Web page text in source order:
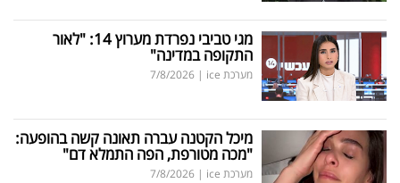
מגי טביבי נפרדת מערוץ 14: "לאור
התקופה במדינה"
מערכת ice |
7/8/2026
מיכל הקטנה עברה תאונה קשה בהופעה:
"מכה מטורפת, הפה התמלא דם"
מערכת ice |
7/8/2026